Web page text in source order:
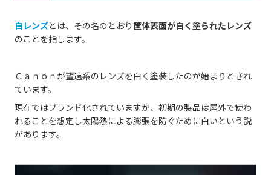
白レンズとは、その名のとおり筐体表面が白く塗られたレンズ
のことを指します。
Ｃａｎｏｎが望遠系のレンズを白く塗装したのが始まりとされ
ています。
現在ではブランド化されていますが、初期の製品は屋外で使わ
れることを想定し太陽熱による膨張を防ぐために白いという説
があります。